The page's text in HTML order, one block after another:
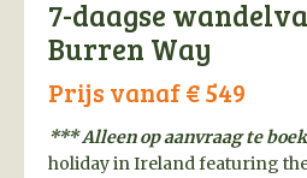
7-daagse
Burren Way
Prijs vanaf € 549
*** Alleen op aanvraag te
holiday in Ireland featuring